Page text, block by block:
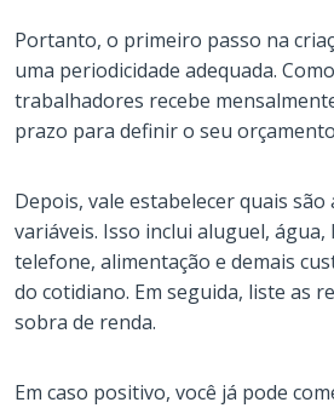
Portanto, o primeiro passo na
uma periodicidade adequada.
trabalhadores recebe
prazo para definir o seu
Depois, vale estabelecer quais são
variáveis. Isso inclui aluguel,
telefone, alimentação e demais
do cotidiano. Em seguida, liste as
sobra de renda.
Em caso positivo, você já pode